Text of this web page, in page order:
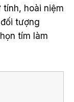
hoài niệm
tượng
tím làm